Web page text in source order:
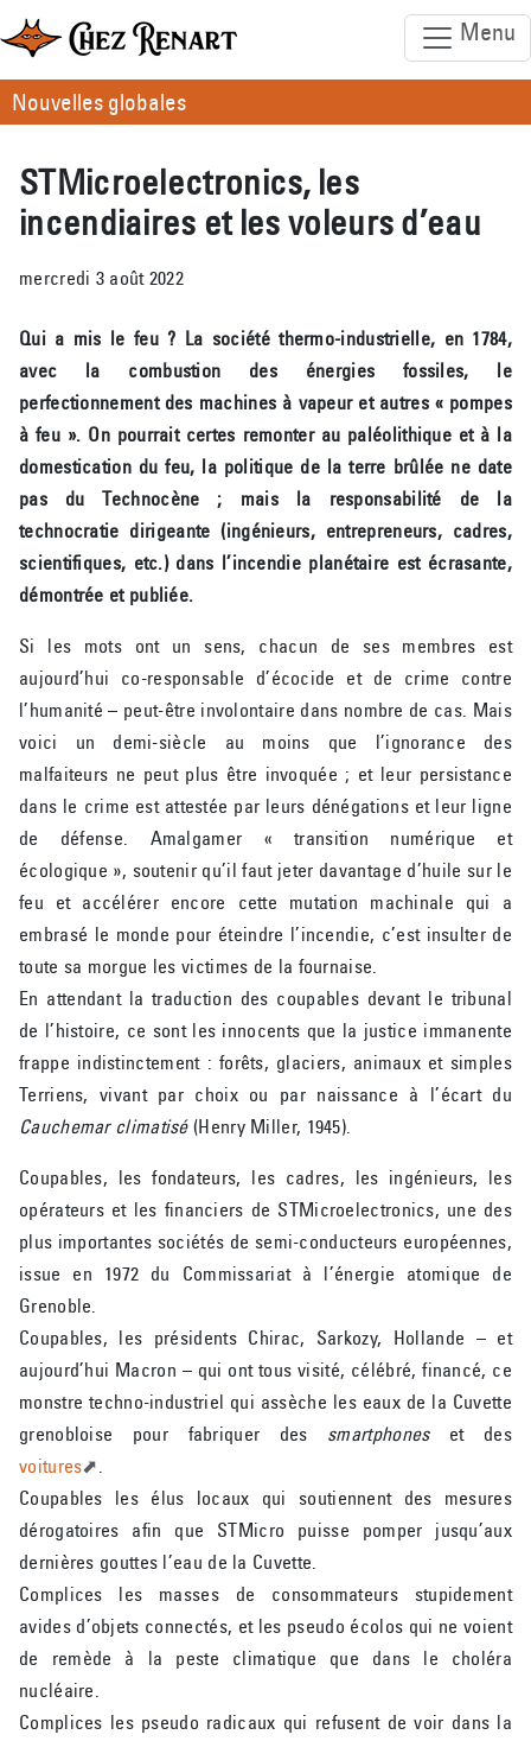
Menu
Nouvelles globales
STMicroelectronics, les
incendiaires et les voleurs d’eau
mercredi 3 août 2022
Qui a mis le feu ? La société thermo-industrielle, en 1784,
avec la combustion des énergies fossiles, le
perfectionnement des machines à vapeur et autres « pompes
à feu ». On pourrait certes remonter au paléolithique et à la
domestication du feu, la politique de la terre brûlée ne date
pas du Technocène ; mais la responsabilité de la
technocratie dirigeante (ingénieurs, entrepreneurs, cadres,
scientifiques, etc.) dans l’incendie planétaire est écrasante,
démontrée et publiée.
Si les mots ont un sens, chacun de ses membres est
aujourd’hui co-responsable d’écocide et de crime contre
l’humanité – peut-être involontaire dans nombre de cas. Mais
voici un demi-siècle au moins que l’ignorance des
malfaiteurs ne peut plus être invoquée ; et leur persistance
dans le crime est attestée par leurs dénégations et leur ligne
de défense. Amalgamer « transition numérique et
écologique », soutenir qu’il faut jeter davantage d’huile sur le
feu et accélérer encore cette mutation machinale qui a
embrasé le monde pour éteindre l’incendie, c’est insulter de
toute sa morgue les victimes de la fournaise.
En attendant la traduction des coupables devant le tribunal
de l’histoire, ce sont les innocents que la justice immanente
frappe indistinctement : forêts, glaciers, animaux et simples
Terriens, vivant par choix ou par naissance à l’écart du
Cauchemar climatisé(Henry Miller, 1945).
Coupables, les fondateurs, les cadres, les ingénieurs, les
opérateurs et les financiers de STMicroelectronics, une des
plus importantes sociétés de semi-conducteurs européennes,
issue en 1972 du Commissariat à l’énergie atomique de
Grenoble.
Coupables, les présidents Chirac, Sarkozy, Hollande – et
aujourd’hui Macron – qui ont tous visité, célébré, financé, ce
monstre techno-industriel qui assèche les eaux de la Cuvette
grenobloise pour fabriquer des smartphoneset des
voitures
.
Coupables les élus locaux qui soutiennent des mesures
dérogatoires afin que STMicro puisse pomper jusqu’aux
dernières gouttes l’eau de la Cuvette.
Complices les masses de consommateurs stupidement
avides d’objets connectés, et les pseudo écolos qui ne voient
de remède à la peste climatique que dans le choléra
nucléaire.
Complices les pseudo radicaux qui refusent de voir dans la